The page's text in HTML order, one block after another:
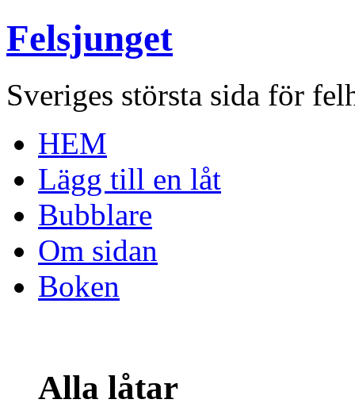
Felsjunget
Sveriges största sida för
HEM
Lägg till en låt
Bubblare
Om sidan
Boken
Alla låtar